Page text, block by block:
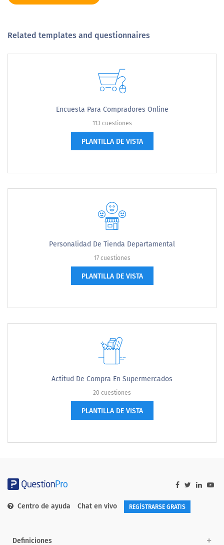
Related templates and questionnaires
Encuesta Para Compradores Online
113 cuestiones
PLANTILLA DE VISTA
Personalidad De Tienda Departamental
17 cuestiones
PLANTILLA DE VISTA
Actitud De Compra En Supermercados
20 cuestiones
PLANTILLA DE VISTA
Centro de ayuda Chat en vivo REGÍSTRARSE GRATIS
Definiciones